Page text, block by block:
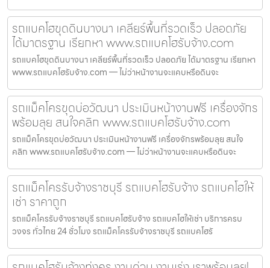
รถแบคโฮขุดดินบางนา เคลียร์พื้นที่รวดเร็ว ปลอดภัย
ได้มาตรฐาน เรียกหา www.รถแบคโฮรับจ้าง.com
รถแบคโฮขุดดินบางนา เคลียร์พื้นที่รวดเร็ว ปลอดภัย ได้มาตรฐาน เรียกหา
www.รถแบคโฮรับจ้าง.com — ไม่ว่าหน้างานจะแคบหรือดินจะ
รถแม็คโครขุดบ่อวัฒนา ประเมินหน้างานฟรี เครื่องจักร
พร้อมลุย สนใจคลิก www.รถแบคโฮรับจ้าง.com
รถแม็คโครขุดบ่อวัฒนา ประเมินหน้างานฟรี เครื่องจักรพร้อมลุย สนใจ
คลิก www.รถแบคโฮรับจ้าง.com — ไม่ว่าหน้างานจะแคบหรือดินจะ
รถแม็คโครรับจ้างราชบุรี รถแบคโฮรับจ้าง รถแบคโฮให้
เช่า ราคาถูก
รถแม็คโครรับจ้างราชบุรี รถแบคโฮรับจ้าง รถแบคโฮให้เช่า บริการครบ
วงจร ทั่วไทย 24 ชั่วโมง รถแม็คโครรับจ้างราชบุรี รถแบคโฮรั